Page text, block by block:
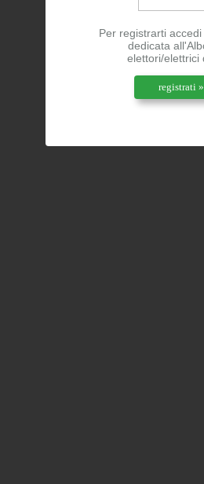
Per registrarti
dedicata
elettori/elettrici